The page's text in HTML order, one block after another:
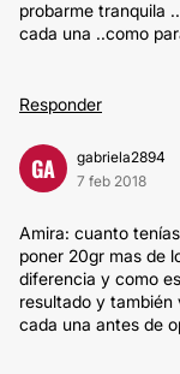
probarme tranquila
cada una ..como
Responder
GA
gabriela2894
7 feb 2018
Amira: cuanto
poner 20gr mas de
diferencia y como
resultado y también
cada una antes de